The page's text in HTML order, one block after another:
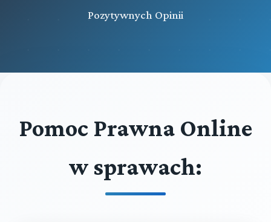
Pozytywnych Opinii
Pomoc Prawna Online
w sprawach: